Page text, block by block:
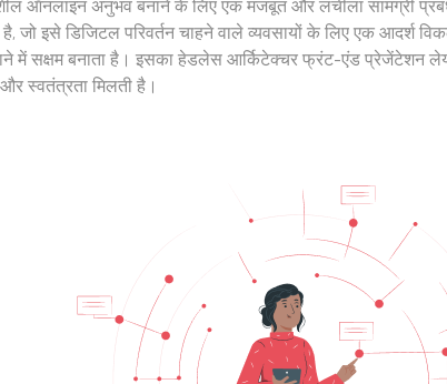
ऑनलाइन अनुभव बनाने के लिए एक मजबूत और लचीला सामग्री
इसे डिजिटल परिवर्तन चाहने वाले व्यवसायों के लिए एक आदर्श
सक्षम बनाता है। इसका हेडलेस आर्किटेक्चर फ्रंट-एंड प्रेजेंटेशन
स्वतंत्रता मिलती है।